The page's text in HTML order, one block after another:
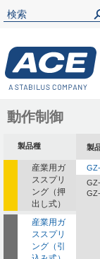
動作制御
製品種
産業用ガ
ススプリ
ング（押
出し式）
産業用ガ
ススプリ
ング（引
製